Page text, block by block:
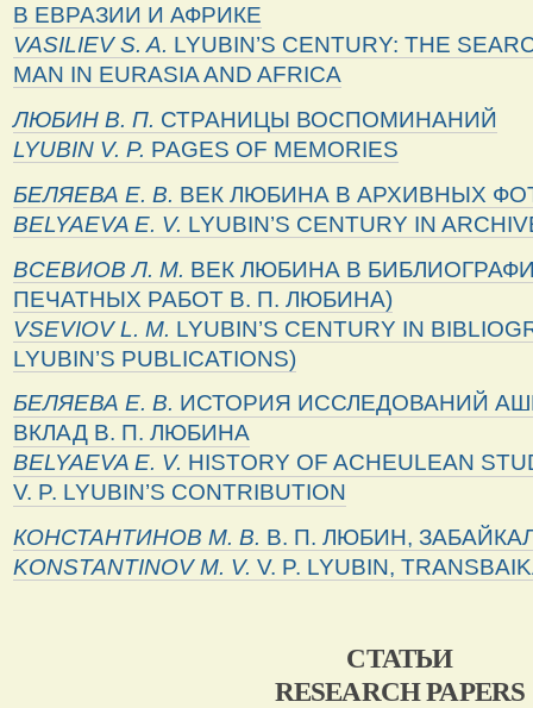
В ЕВРАЗИИ И АФРИКЕ
VASILIEV S. A. LYUBIN’S CENTURY: THE
MAN IN EURASIA AND AFRICA
ЛЮБИН В. П. СТРАНИЦЫ ВОСПОМИНАНИЙ
LYUBIN V. P. PAGES OF MEMORIES
БЕЛЯЕВА Е. В. ВЕК ЛЮБИНА В АРХИВНЫХ
BELYAEVA E. V. LYUBIN’S CENTURY IN
ВСЕВИОВ Л. М. ВЕК ЛЮБИНА В
ПЕЧАТНЫХ РАБОТ В. П. ЛЮБИНА)
VSEVIOV L. M. LYUBIN’S CENTURY IN
LYUBIN’S PUBLICATIONS)
БЕЛЯЕВА Е. В. ИСТОРИЯ ИССЛЕДОВАНИЙ
ВКЛАД В. П. ЛЮБИНА
BELYAEVA E. V. HISTORY OF ACHEULEAN
V. P. LYUBIN’S CONTRIBUTION
КОНСТАНТИНОВ М. В. В. П. ЛЮБИН,
KONSTANTINOV M. V. V. P. LYUBIN,
СТАТЬИ
RESEARCH PAPERS